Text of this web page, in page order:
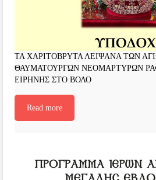
ΤΑ ΧΑΡΙΤΟΒΡΥΤΑ ΛΕΙΨΑΝΑ ΤΩΝ
ΘΑΥΜΑΤΟΥΡΓΩΝ ΝΕΟΜΑΡΤΥΡΩΝ
ΕΙΡΗΝΗΣ ΣΤΟ ΒΟΛΟ
Read more